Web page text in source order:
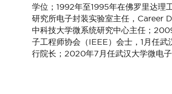
学位；1992年至1995年在佛罗里达理
研究所电子封装实验室主任，Career
中科技大学微系统研究中心主任；
子工程师协会（IEEE）会士，1月任
行院长；2020年7月任武汉大学微电